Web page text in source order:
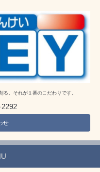
。それが１番のこだわりです。
せ